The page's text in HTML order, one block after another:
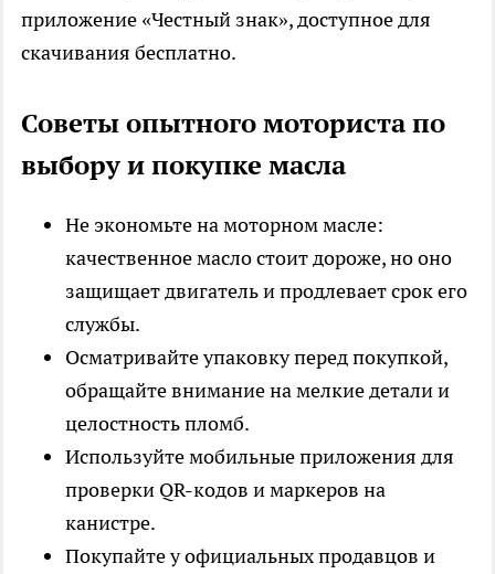
приложение «Честный знак», доступное для
скачивания бесплатно.
Советы опытного моториста по
выбору и покупке масла
Не экономьте на моторном масле:
качественное масло стоит дороже, но оно
защищает двигатель и продлевает срок его
службы.
Осматривайте упаковку перед покупкой,
обращайте внимание на мелкие детали и
целостность пломб.
Используйте мобильные приложения для
проверки QR-кодов и маркеров на
канистре.
Покупайте у официальных продавцов и